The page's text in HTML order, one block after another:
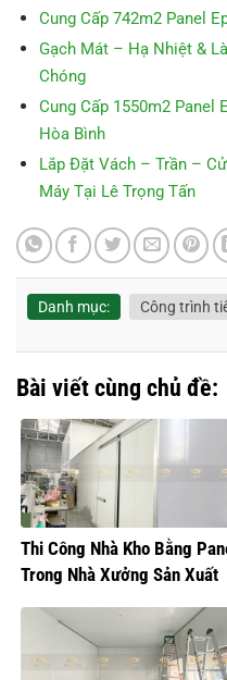
Cung Cấp 742m2 Panel
Gạch Mát – Hạ Nhiệt &
Chóng
Cung Cấp 1550m2 Panel
Hòa Bình
Lắp Đặt Vách – Trần –
Máy Tại Lê Trọng Tấn
Danh mục: Công trình
Bài viết cùng chủ đề:
Thi Công Nhà Kho Bằng
Trong Nhà Xưởng Sản Xuất